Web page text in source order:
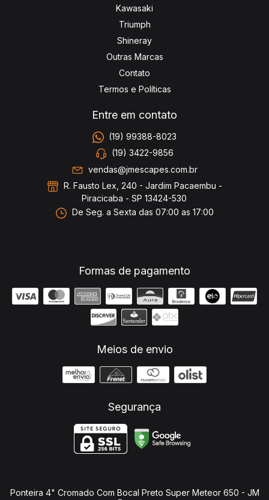
Kawasaki
Triumph
Shineray
Outras Marcas
Contato
Termos e Políticas
Entre em contato
(19) 99388-8023
(19) 3422-9856
vendas@jmescapes.com.br
R. Fausto Lex, 240 - Jardim Pacaembu -
Piracicaba - SP 13424-530
De Seg. a Sexta das 07:00 as 17:00
Formas de pagamento
Meios de envio
Segurança
Ponteira 4" Cromado Com Bocal Preto Super Meteor 650 - JM